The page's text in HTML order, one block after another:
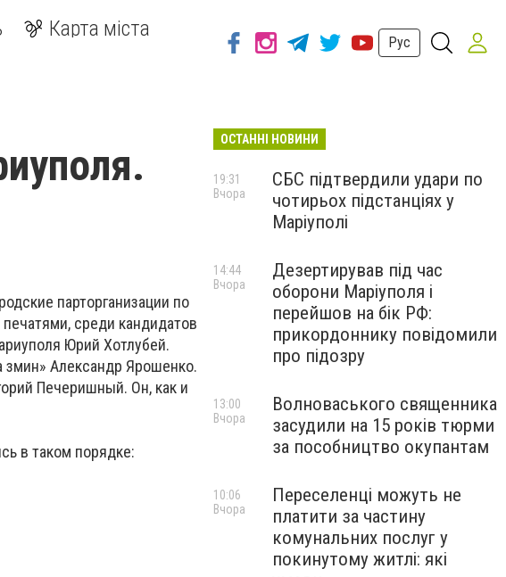
Карта міста
Рус
парторганизации по
среди кандидатов
Юрий Хотлубей.
змин» Александр Ярошенко.
Печеришный. Он, как и
в таком порядке:
ОСТАННІ НОВИНИ
СБС підтвердили удари по
чотирьох підстанціях у
Маріуполі
19:31
Вчора
Дезертирував під час
оборони Маріуполя і
перейшов на бік РФ:
прикордоннику повідомили
про підозру
14:44
Вчора
Волноваського священника
засудили на 15 років тюрми
за пособництво окупантам
13:00
Вчора
Переселенці можуть не
платити за частину
комунальних послуг у
покинутому житлі: які
10:06
Вчора